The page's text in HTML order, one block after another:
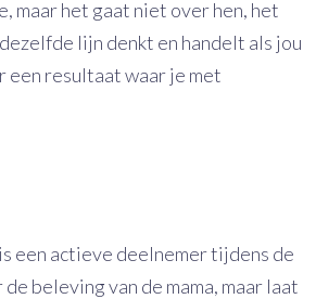
maar het gaat niet over hen, het
lijn denkt en handelt als jou
een resultaat waar je met
een actieve deelnemer tijdens de
beleving van de mama, maar laat